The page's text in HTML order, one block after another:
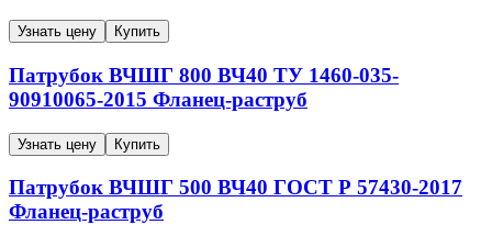
Узнать цену Купить
Патрубок ВЧШГ 800 ВЧ40 ТУ 1460-035-
90910065-2015 Фланец-раструб
Узнать цену Купить
Патрубок ВЧШГ 500 ВЧ40 ГОСТ Р 57430-2017
Фланец-раструб